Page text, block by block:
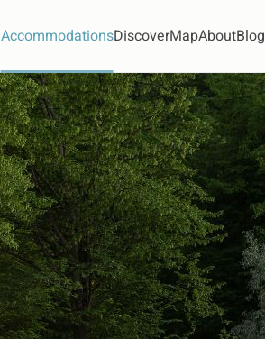
AccommodationsDiscoverMapAboutBlog